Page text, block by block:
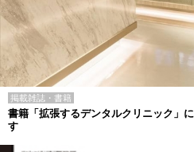
掲載雑誌・書籍
書籍「拡張するデンタルクリニック」
す